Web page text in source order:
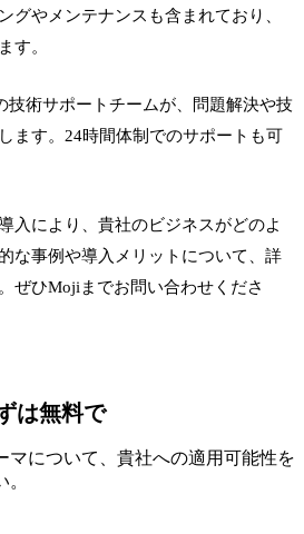
グやメンテナンスも含まれており、
す。
技術サポートチームが、問題解決や技
ます。24時間体制でのサポートも可
入により、貴社のビジネスがどのよ
な事例や導入メリットについて、詳
ぜひMojiまでお問い合わせくださ
は無料で
マについて、貴社への適用可能性を